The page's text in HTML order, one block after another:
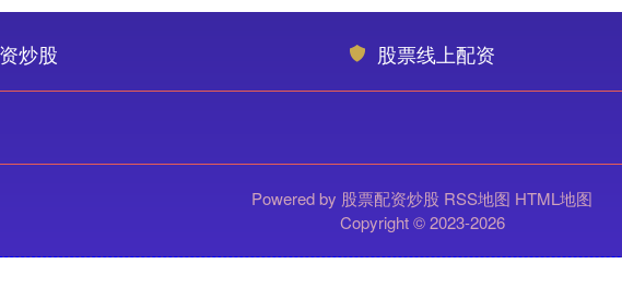
炒股 股票线上配资
Powered by 股票配资炒股 RSS地图 HTML地图
Copyright© 2023-2026